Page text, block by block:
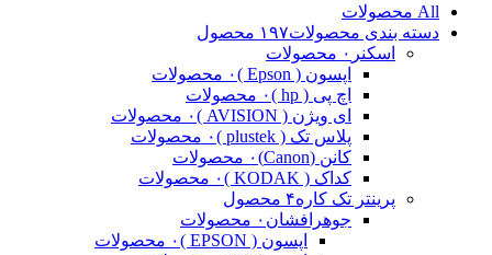
All محصولات
دسته بندی محصولات۱۹۷ محصول
اسکنر ۰ محصولات
اپسون ( Epson )
۰ محصولات
اچ پی ( hp )
۰ محصولات
ای ویژن ( AVISION )
۰ محصولات
پلاس تک ( plustek )
۰ محصولات
کانن (Canon)
۰ محصولات
کداک ( KODAK )
۰ محصولات
پرینتر تک کاره۴ محصول
جوهرافشان ۰ محصولات
اپسون ( EPSON )
۰ محصولات